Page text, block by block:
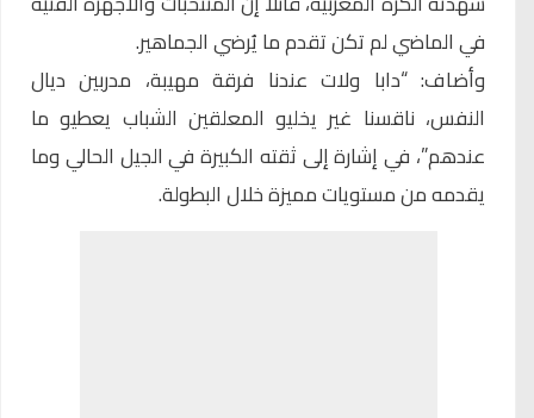
في الماضي لم تكن تقدم ما يُرضي الجماهير.
وأضاف: “دابا ولات عندنا فرقة مهيبة، مدربين ديال
النفس، ناقسنا غير يخليو المعلقين الشباب يعطيو ما
عندهم”، في إشارة إلى ثقته الكبيرة في الجيل الحالي وما
يقدمه من مستويات مميزة خلال البطولة.